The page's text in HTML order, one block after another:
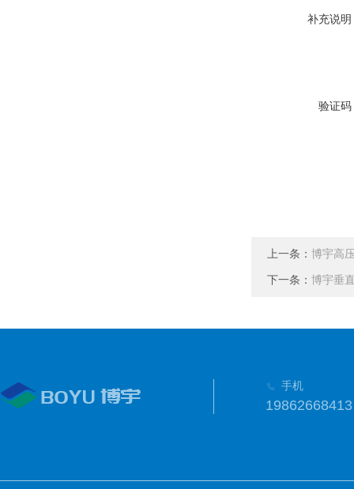
补充说明
验证码
上一条： 博宇高
下一条： 博宇垂
手机
19862668413